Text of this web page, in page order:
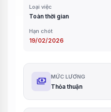
Loại việc
Toàn thời gian
Hạn chót
19/02/2026
payments MỨC LƯƠNG
Thỏa thuận